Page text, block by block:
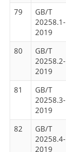
79
GB/T
20258.1-
2019
80
GB/T
20258.2-
2019
81
GB/T
20258.3-
2019
82
GB/T
20258.4-
2019